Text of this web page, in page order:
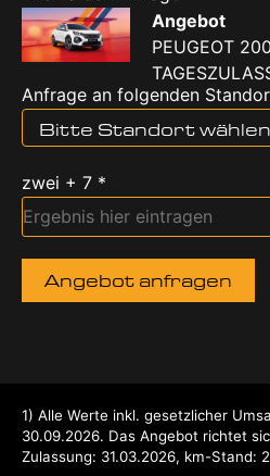
Angebot
PEUGEOT
Anfrage an folgenden
Bitte Standort wählen
zwei + 7 *
Angebot anfragen
1 Alle Werte inkl. gesetzlicher
30.09.2026. Das Angebot richtet
Zulassung: 31.03.2026, km-Stand: